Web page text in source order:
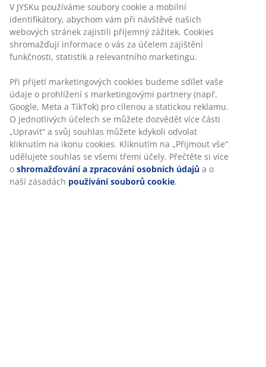
V JYSKu používáme soubory cookie a mobilní
identifikátory, abychom vám při návštěvě našich
webových stránek zajistili příjemný zážitek. Cookies
shromažďují informace o vás za účelem zajištění
funkčnosti, statistik a relevantního marketingu.
Při přijetí marketingových cookies budeme sdílet vaše
údaje o prohlížení s marketingovými partnery (např.
Google, Meta a TikTok) pro cílenou a statickou reklamu.
O jednotlivých účelech se můžete dozvědět více části
„Upravit“ a svůj souhlas můžete kdykoli odvolat
kliknutím na ikonu cookies. Kliknutím na „Přijmout vše“
udělujete souhlas se všemi třemi účely. Přečtěte si více
o shromažďování a zpracování osobních údajů a o
naší zásadách používání souborů cookie.